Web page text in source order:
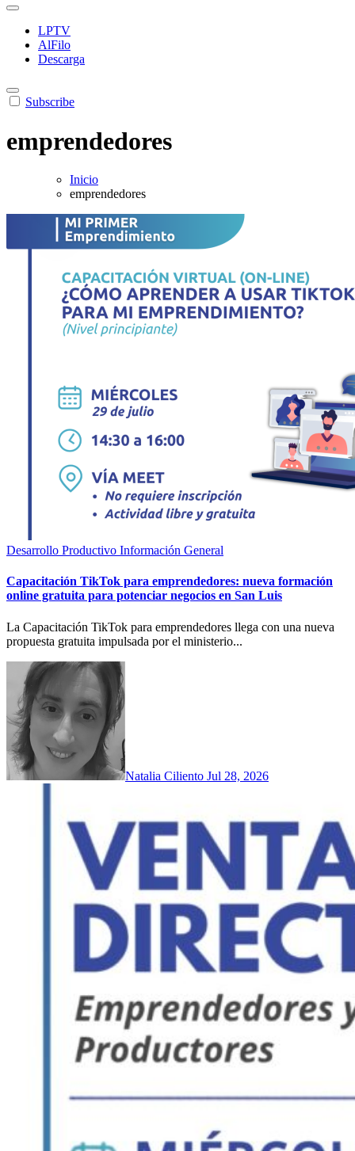
LPTV
AlFilo
Descarga
Subscribe
emprendedores
Inicio
emprendedores
Desarrollo Productivo Información General
Capacitación TikTok para emprendedores: nueva formación
online gratuita para potenciar negocios en San Luis
La Capacitación TikTok para emprendedores llega con una nueva
propuesta gratuita impulsada por el ministerio...
Natalia Ciliento Jul 28, 2026